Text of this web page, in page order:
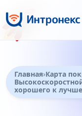
🚀
Главная Карта
хорошего к